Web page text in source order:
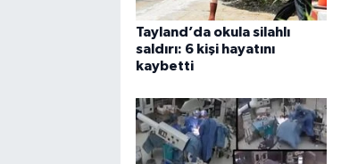
Tayland’da okula silahlı
saldırı: 6 kişi hayatını
kaybetti